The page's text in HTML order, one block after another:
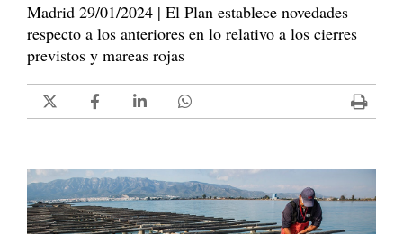
Madrid 29/01/2024 | El Plan establece novedades
respecto a los anteriores en lo relativo a los cierres
previstos y mareas rojas